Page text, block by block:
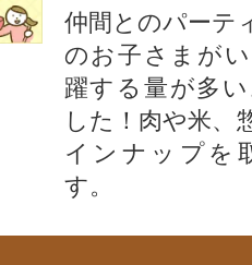
仲間とのパーテ
のお子さまが
躍する量が多
した！肉や米、
インナップを
す。